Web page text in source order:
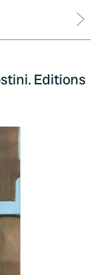
Editions